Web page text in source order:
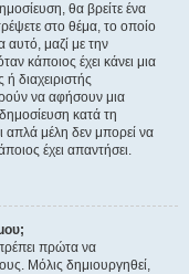
θα βρείτε ένα
στο θέμα, το οποίο
αυτό, μαζί με την
κάποιος έχει κάνει μια
διαχειριστής
να αφήσουν μια
κατά τη
απλά μέλη δεν μπορεί να
έχει απαντήσει.
πρώτα να
Μόλις δημιουργηθεί,